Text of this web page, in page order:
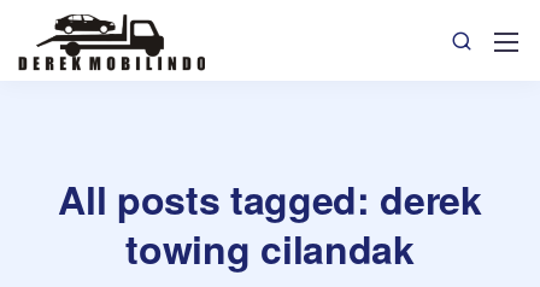
All posts tagged: derek
towing cilandak